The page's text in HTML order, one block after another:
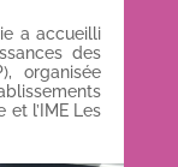
a accueilli
des
organisée
et l’IME Les